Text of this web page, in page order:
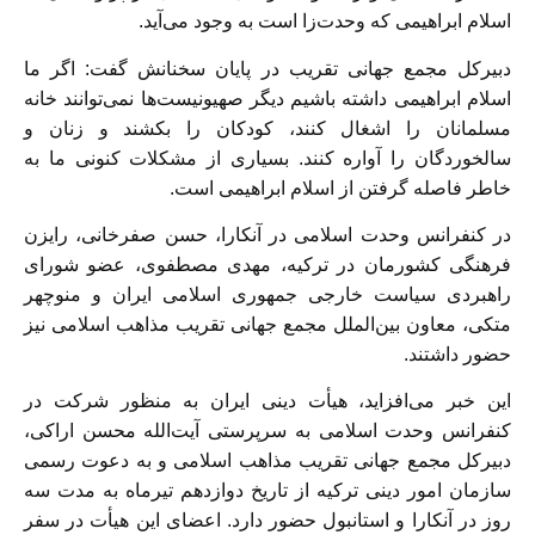
اسلام ابراهیمی که وحدت‌زا است به وجود می‌آید.
دبیرکل مجمع جهانی تقریب در پایان سخنانش گفت: اگر ما
اسلام ابراهیمی داشته باشیم دیگر صهیونیست‌ها نمی‌توانند خانه
مسلمانان را اشغال کنند، کودکان را بکشند و زنان و
سالخوردگان را آواره کنند. بسیاری از مشکلات کنونی ما به
خاطر فاصله گرفتن از اسلام ابراهیمی است.
در کنفرانس وحدت اسلامی در آنکارا، حسن صفرخانی، رایزن
فرهنگی کشورمان در ترکیه، مهدی مصطفوی، عضو شورای
راهبردی سیاست خارجی جمهوری اسلامی ایران و منوچهر
متکی، معاون بین‌الملل مجمع جهانی تقریب مذاهب اسلامی نیز
حضور داشتند.
این خبر می‌افزاید، هیأت دینی ایران به منظور شرکت در
کنفرانس وحدت اسلامی به سرپرستی آیت‌الله محسن اراکی،
دبیرکل مجمع جهانی تقریب مذاهب اسلامی و به دعوت رسمی
سازمان امور دینی ترکیه از تاریخ دوازدهم تیرماه به مدت سه
روز در آنکارا و استانبول حضور دارد. اعضای این هیأت در سفر